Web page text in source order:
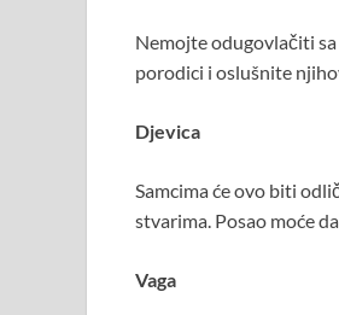
Nemojte odugovlačiti
porodici i oslušnite
Djevica
Samcima će ovo biti
stvarima. Posao moće
Vaga